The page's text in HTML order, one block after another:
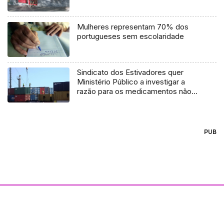
Mulheres representam 70% dos
portugueses sem escolaridade
Sindicato dos Estivadores quer
Ministério Público a investigar a
razão para os medicamentos não
PUB